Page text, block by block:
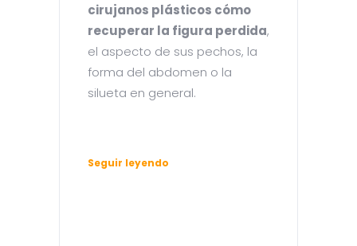
cirujanos plásticos cómo
recuperar la figura perdida,
el aspecto de sus pechos, la
forma del abdomen o la
silueta en general.
Seguir leyendo